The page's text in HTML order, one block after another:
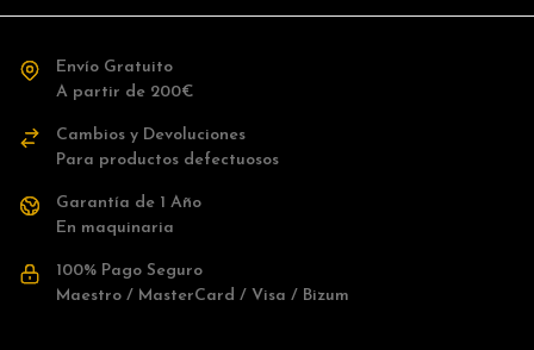
Envío Gratuito
A partir de 200€
Cambios y Devoluciones
Para productos defectuosos
Garantía de 1 Año
En maquinaria
100% Pago Seguro
Maestro / MasterCard / Visa / Bizum